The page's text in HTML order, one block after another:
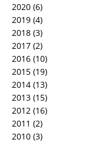
2020 (6)
2019 (4)
2018 (3)
2017 (2)
2016 (10)
2015 (19)
2014 (13)
2013 (15)
2012 (16)
2011 (2)
2010 (3)